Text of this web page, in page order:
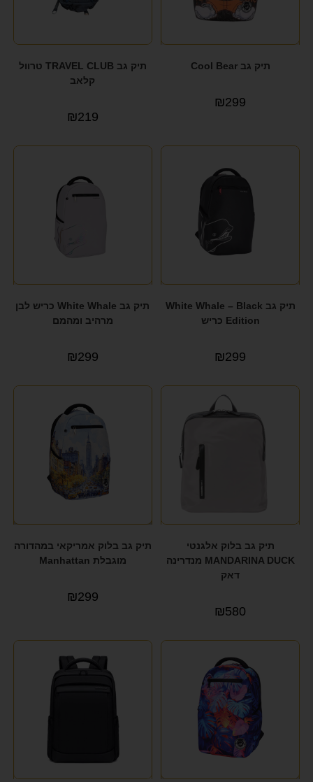
תיק גב Cool Bear
₪299
תיק גב TRAVEL CLUB טרוול
קלאב
₪219
תיק גב White Whale – Black
Edition כריש
₪299
תיק גב White Whale כריש לבן
מרהיב ומהמם
₪299
תיק גב בלוק אלגנטי
MANDARINA DUCK מנדרינה
דאק
₪580
תיק גב בלוק אמריקאי במהדורה
מוגבלת Manhattan
₪299